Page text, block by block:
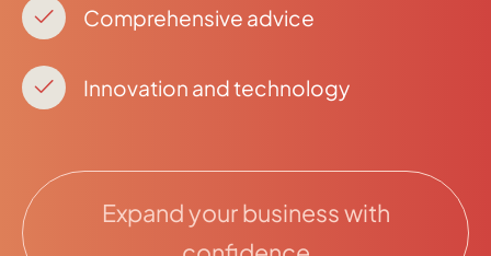
Comprehensive advice
Innovation and technology
Expand your business with